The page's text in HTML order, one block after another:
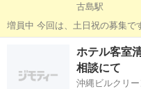
古島駅
増員中 今回は、土日祝の募集で
平日は優先配置できません。 土曜日だけ
古島駅
ホテル客室
相談にて
沖縄ビルクリ